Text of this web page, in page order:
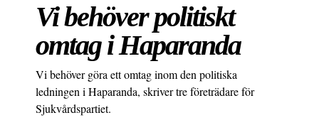
Vi behöver politiskt
omtag i Haparanda
Vi behöver göra ett omtag inom den politiska
ledningen i Haparanda, skriver tre företrädare för
Sjukvårdspartiet.